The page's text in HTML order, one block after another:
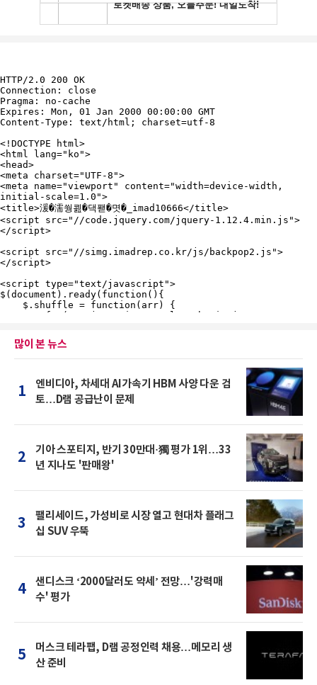
많이 본 뉴스
1
엔비디아, 차세대 AI가속기 HBM 사양 다운 검
토…D램 공급난이 문제
2
기아 스포티지, 반기 30만대·獨 평가 1위…33
년 지나도 '판매왕'
3
팰리세이드, 가성비로 시장 열고 현대차 플래그
십 SUV 우뚝
4
샌디스크 ‘2000달러도 약세’ 전망…'강력매
수' 평가
5
머스크 테라팹, D램 공정인력 채용…메모리 생
산 준비